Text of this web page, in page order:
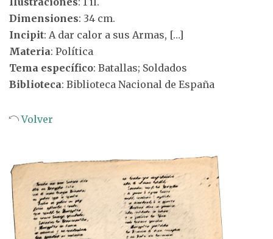
Dimensiones: 34 cm.
Incipit: A dar calor a sus Armas, […]
Materia: Política
Tema específico: Batallas; Soldados
Biblioteca: Biblioteca Nacional de España
Volver